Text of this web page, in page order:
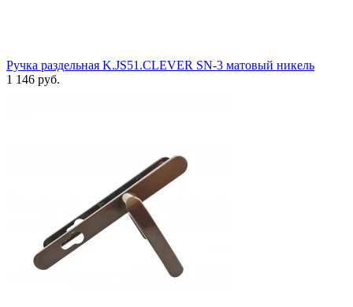
Ручка раздельная K.JS51.CLEVER SN-3 матовый никель
1 146 руб.